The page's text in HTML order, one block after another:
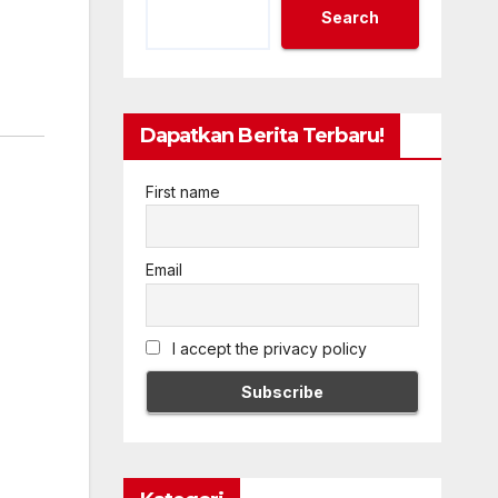
Search
Dapatkan Berita Terbaru!
First name
Email
I accept the privacy policy